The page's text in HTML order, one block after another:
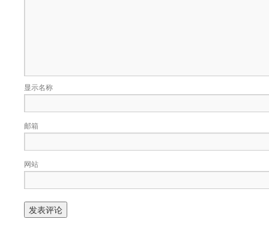
显示名称
邮箱
网站